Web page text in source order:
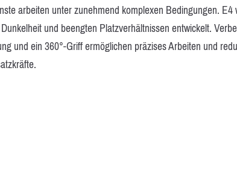
arbeiten unter zunehmend komplexen Bedingungen.
und beengten Platzverhältnissen entwickelt.
und ein 360°-Griff ermöglichen präzises Arbeiten und